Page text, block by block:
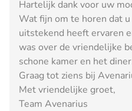
Hartelijk dank voor uw
Wat fijn om te horen dat
uitstekend heeft ervaren
was over de vriendelijke
schone kamer en het
Graag tot ziens bij
Met vriendelijke groet,
Team Avenarius